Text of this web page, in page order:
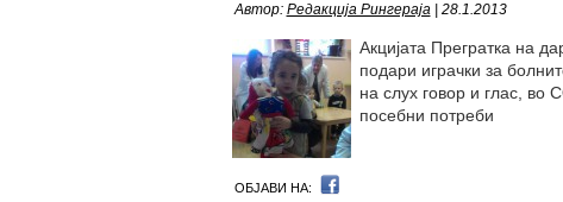
Автор: Редакција Рингераја| 28.1.2013
Акцијата Прегратка на
подари играчки за
на слух говор и глас, во
посебни потреби
ОБЈАВИ НА: